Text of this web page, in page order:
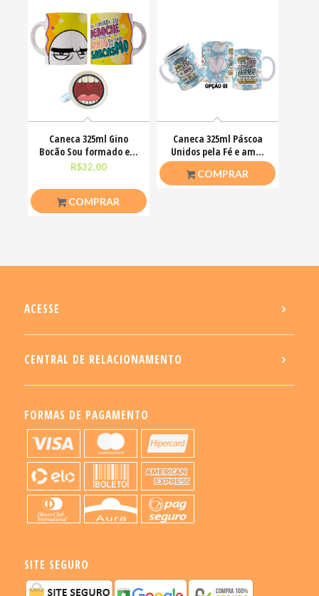
Caneca 325ml Gino
Bocão Sou formado em
deboche com mestrado
R$32,00
COMPRAR
Caneca 325ml Páscoa
Unidos pela Fé e amor
que ele nos ensinou
COMPRAR
ACESSE
CENTRAL DE RELACIONAMENTO
FORMAS DE PAGAMENTO
SITE SEGURO